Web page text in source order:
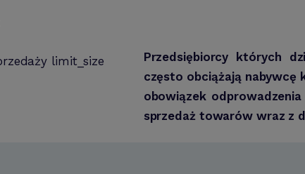
Przedsiębiorcy których
często obciążają
obowiązek
sprzedaż towarów wraz z